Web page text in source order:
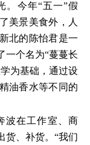
。今年“五一”假
美景美食外，人
北的陈怡君是一
一个名为“蔓蔓长
为基础，通过设
油香水等不同的
波在工作室、商
货、补货。“我们